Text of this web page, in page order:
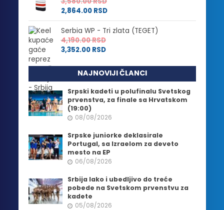
2,864.00 RSD
Serbia WP - Tri zlata (TEGET)
4,190.00RSD
3,352.00 RSD
NAJNOVIJI ČLANCI
Srpski kadeti u polufinalu Svetskog
prvenstva, za finale sa Hrvatskom
(19:00)
08/08/2026
Srpske juniorke deklasirale
Portugal, sa Izraelom za deveto
mesto na EP
06/08/2026
Srbija lako i ubedljivo do treće
pobede na Svetskom prvenstvu za
kadete
05/08/2026